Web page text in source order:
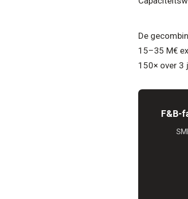
De
15–35 M€
150× over 3
F&B-